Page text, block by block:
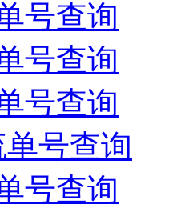
号查询
号查询
号查询
号查询
号查询